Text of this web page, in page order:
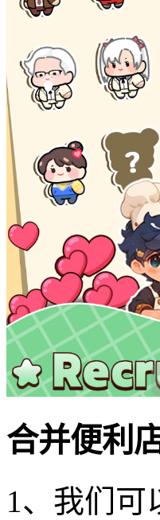
合并便利
1、我们可